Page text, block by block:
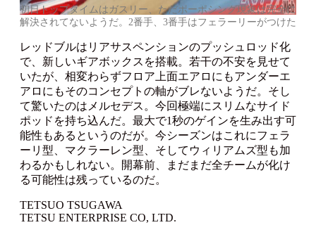
初日トップタイムはガスリー、ただポーポシング現象は完全に
解決されてないようだ。2番手、3番手はフェラーリーがつけた
レッドブルはリアサスペンションのプッシュロッド化
で、新しいギアボックスを搭載。若干の不安を見せて
いたが、相変わらずフロア上面エアロにもアンダーエ
アロにもそのコンセプトの軸がブレないようだ。そし
て驚いたのはメルセデス。今回極端にスリムなサイド
ポッドを持ち込んだ。最大で1秒のゲインを生み出す可
能性もあるというのだが。今シーズンはこれにフェラ
ーリ型、マクラーレン型、そしてウィリアムズ型も加
わるかもしれない。開幕前、まだまだ全チームが化け
る可能性は残っているのだ。
TETSUO TSUGAWA
TETSU ENTERPRISE CO, LTD.